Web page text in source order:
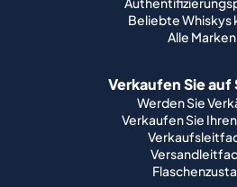
Beliebte Whiskys
Alle Marken
Verkaufen Sie
Werden Sie
Verkaufen Sie